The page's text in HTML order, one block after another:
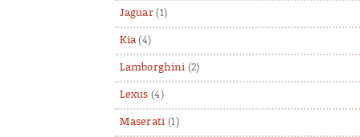
Jaguar (1)
Kia (4)
Lamborghini (2)
Lexus (4)
Maserati (1)